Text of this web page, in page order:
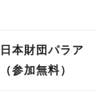
本財団パラア
参加無料）